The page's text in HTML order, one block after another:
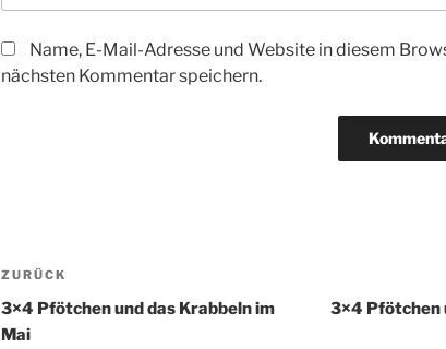
Name, E-Mail-Adresse und Website in diesem
nächsten Kommentar speichern.
Beitragsnavigation
Vorheriger
Beitrag
ZURÜCK
3×4 Pfötchen und das Krabbeln im
Mai
3×4 Pfötchen